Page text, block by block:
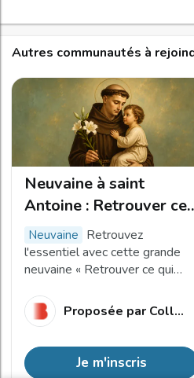
Autres communautés à
Neuvaine à saint
Antoine : Retrouver ce
qui compte vraiment
neuvaine Retrouvez
l'essentiel avec cette grande
neuvaine « Retrouver ce qui
les Franciscains et le Collège
des Bernardins.
Proposée par
Je m'inscris